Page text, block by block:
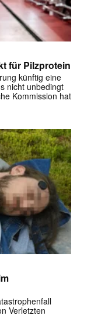
für Pilzprotein
künftig eine
nicht unbedingt
Kommission hat
Verletzten